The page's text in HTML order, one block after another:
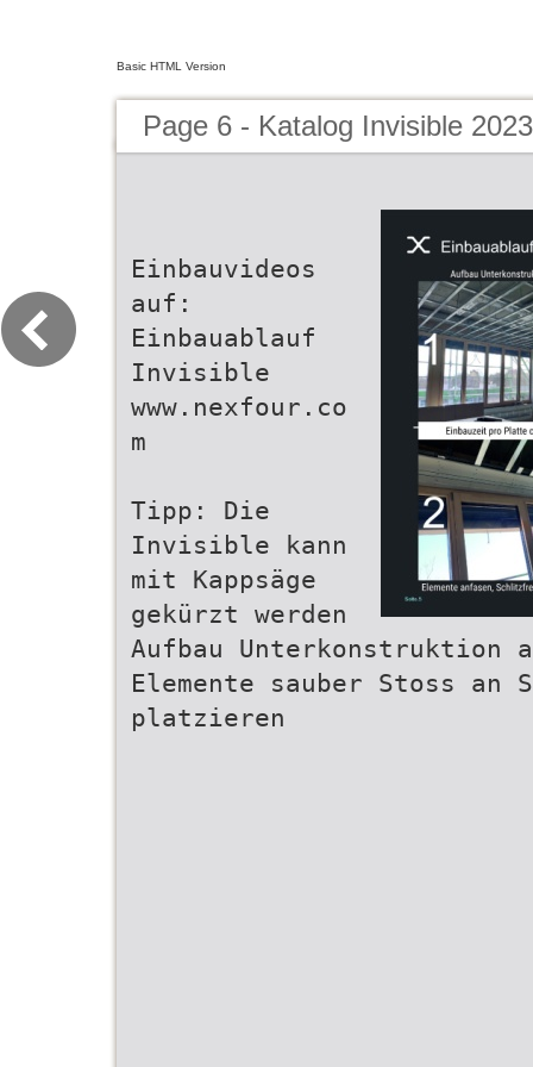
Basic HTML Version
Page 6 - Katalog Invisible
Einbauvideos
auf:
Einbauablauf
Invisible
www.nexfour.co
m
Tipp: Die
Invisible kann
mit Kappsäge
gekürzt werden
Aufbau Unterkonstruktion
Elemente sauber Stoss
platzieren